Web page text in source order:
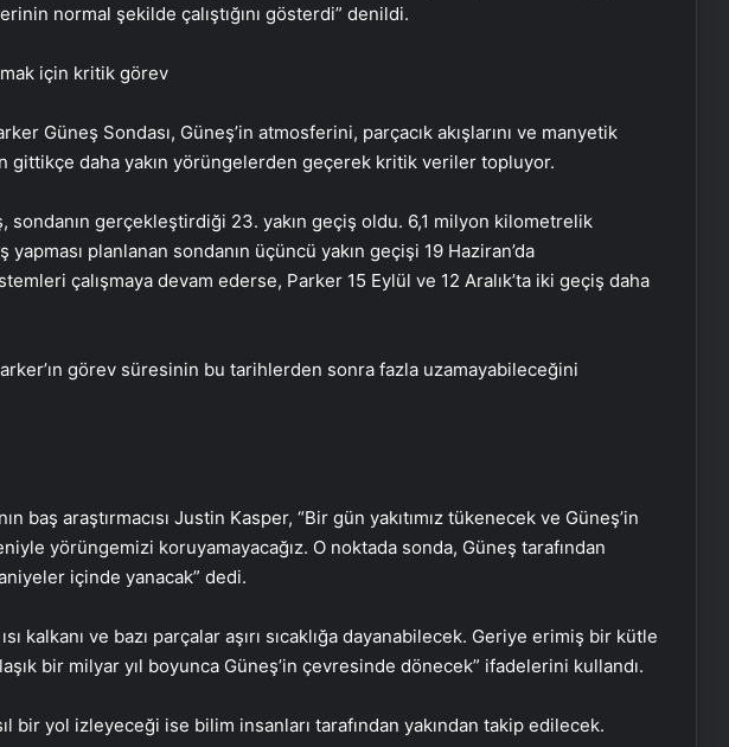
normal şekilde çalıştığını gösterdi” denildi.
için kritik görev
Güneş Sondası, Güneş’in atmosferini, parçacık akışlarını ve manyetik
gittikçe daha yakın yörüngelerden geçerek kritik veriler topluyor.
sondanın gerçekleştirdiği 23. yakın geçiş oldu. 6,1 milyon kilometrelik
planlanan sondanın üçüncü yakın geçişi 19 Haziran’da
çalışmaya devam ederse, Parker 15 Eylül ve 12 Aralık’ta iki geçiş daha
görev süresinin bu tarihlerden sonra fazla uzamayabileceğini
baş araştırmacısı Justin Kasper, “Bir gün yakıtımız tükenecek ve Güneş’in
yörüngemizi koruyamayacağız. O noktada sonda, Güneş tarafından
içinde yanacak” dedi.
kalkanı ve bazı parçalar aşırı sıcaklığa dayanabilecek. Geriye erimiş bir kütle
bir milyar yıl boyunca Güneş’in çevresinde dönecek” ifadelerini kullandı.
bir yol izleyeceği ise bilim insanları tarafından yakından takip edilecek.
‘Evde ek iş’ vaadiyle 100 milyon liralık
vurgun: 30 gözaltı
Engelliler görüşülecekti, yeter sayısı